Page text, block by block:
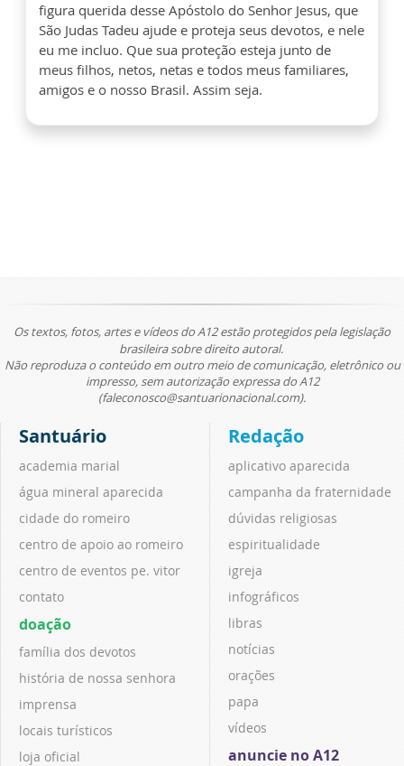
figura querida desse Apóstolo do Senhor Jesus, que
São Judas Tadeu ajude e proteja seus devotos, e nele
eu me incluo. Que sua proteção esteja junto de
meus filhos, netos, netas e todos meus familiares,
amigos e o nosso Brasil. Assim seja.
Os textos, fotos, artes e vídeos do A12 estão protegidos pela legislação
brasileira sobre direito autoral.
Não reproduza o conteúdo em outro meio de comunicação, eletrônico ou
impresso, sem autorização expressa do A12
(faleconosco@santuarionacional.com).
Santuário
academia marial
água mineral aparecida
cidade do romeiro
centro de apoio ao romeiro
centro de eventos pe. vitor
contato
doação
família dos devotos
história de nossa senhora
imprensa
locais turísticos
loja oficial
Redação
aplicativo aparecida
campanha da fraternidade
dúvidas religiosas
espiritualidade
igreja
infográficos
libras
notícias
orações
papa
vídeos
anuncie no A12